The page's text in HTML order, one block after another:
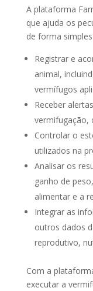
A plataforma
que ajuda os
de forma
Registrar e
animal,
vermífugos
Receber
vermifugação,
Controlar o
utilizados na
Analisar os
ganho de
alimentar e a
Integrar as
outros dados
reprodutivo,
Com a
executar a